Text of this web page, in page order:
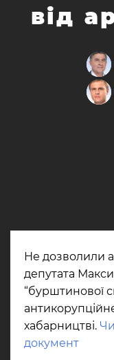
від
Не дозволили
депутата
“бурштинової
хабарництві.
документ